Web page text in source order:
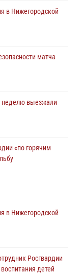
в Нижегородской
матча
неделю выезжали
«по горячим
в рамках
Fest в Нижнем
в Нижегородской
Росгвардии
детей